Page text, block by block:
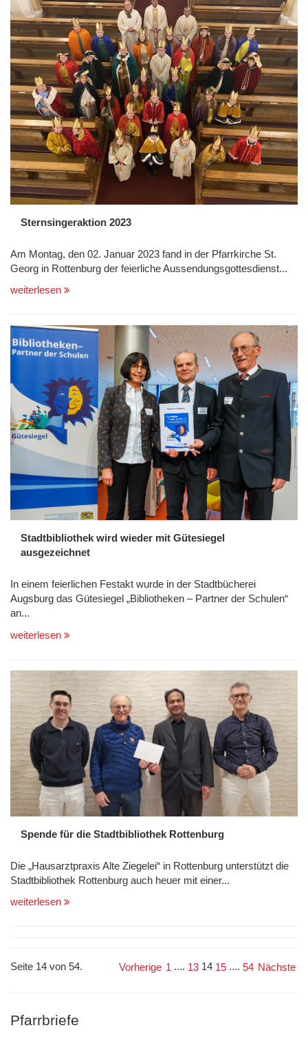
Sternsingeraktion 2023
Am Montag, den 02. Januar 2023 fand in der Pfarrkirche St.
Georg in Rottenburg der feierliche Aussendungsgottesdienst...
weiterlesen
Stadtbibliothek wird wieder mit Gütesiegel
ausgezeichnet
In einem feierlichen Festakt wurde in der Stadtbücherei
Augsburg das Gütesiegel „Bibliotheken – Partner der Schulen“
an...
weiterlesen
Spende für die Stadtbibliothek Rottenburg
Die „Hausarztpraxis Alte Ziegelei“ in Rottenburg unterstützt die
Stadtbibliothek Rottenburg auch heuer mit einer...
weiterlesen
Seite 14 von 54. Vorherige 1 .... 13 14 15 .... 54 Nächste
Pfarrbriefe